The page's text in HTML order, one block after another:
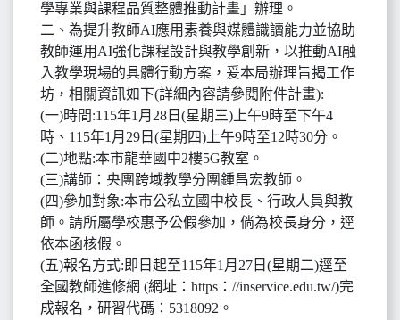
學專業與課程品質整體推動計畫」辦理。
二、為提升教師AI應用素養與媒體識讀能力並協助
教師運用AI強化課程設計與教學創新，以推動AI融
入教學現場的具體行動方案，爰本局辦理旨揭工作
坊，相關資訊如下(詳細內容請參閱附件計畫):
(一)時間:115年1月28日(星期三)上午9時至下午4
時、115年1月29日(星期四)上午9時至12時30分。
(二)地點:本市龍華國中2樓5G教室。
(三)講師：央團跨域教學分團鍾昌宏教師。
(四)參加對象:本市公私立國中校長、行政人員與教
師。請所屬學校惠予公假參加，倘為校長身分，逕
依本函核假。
(五)報名方式:即日起至115年1月27日(星期二)逕至
全國教師進修網 (網址：https：//inservice.edu.tw/)完
成報名，研習代碼：5318092。